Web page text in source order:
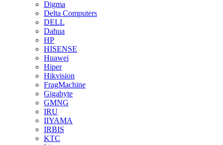
Digma
Delta Computers
DELL
Dahua
HP
HISENSE
Huawei
Hiper
Hikvision
FragMachine
Gigabyte
GMNG
IRU
IIYAMA
IRBIS
KTC